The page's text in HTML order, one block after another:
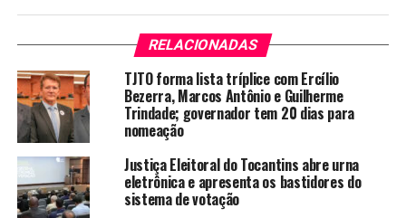
RELACIONADAS
TJTO forma lista tríplice com Ercílio
Bezerra, Marcos Antônio e Guilherme
Trindade; governador tem 20 dias para
nomeação
Justiça Eleitoral do Tocantins abre urna
eletrônica e apresenta os bastidores do
sistema de votação